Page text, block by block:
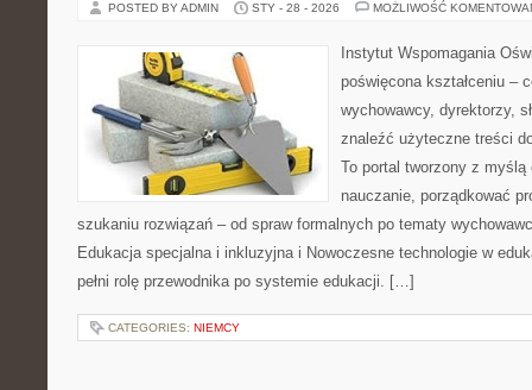
POSTED BY ADMIN STY - 28 - 2026 MOŻLIWOŚĆ
Instytut Wspomagania
poświęcona kształceniu –
wychowawcy, dyrektorzy,
znaleźć użyteczne treści
To portal tworzony z myślą
nauczanie, porządkować
szukaniu rozwiązań – od spraw formalnych po tematy
Edukacja specjalna i inkluzyjna i Nowoczesne technologie w
pełni rolę przewodnika po systemie edukacji. […]
CATEGORIES: NIEMCY